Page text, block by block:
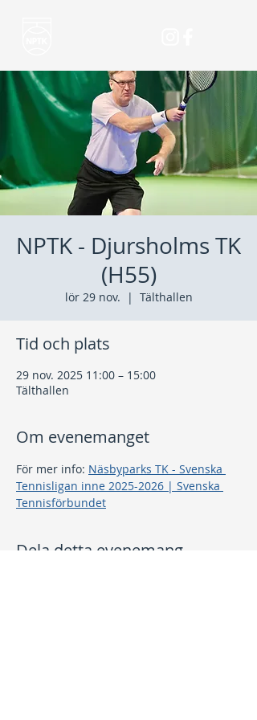
NPTK - Djursholms TK
(H55)
lör 29 nov.
  |
Tälthallen
Tid och plats
29 nov. 2025 11:00 – 15:00
Tälthallen
Om evenemanget
För mer info: Näsbyparks TK - Svenska
Tennisligan inne 2025-2026 | Svenska
Tennisförbundet
Dela detta evenemang